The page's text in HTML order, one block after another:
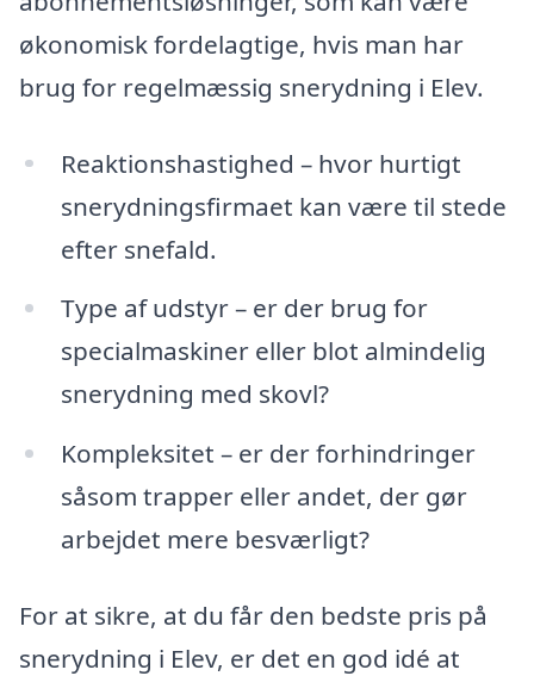
økonomisk fordelagtige, hvis man har
brug for regelmæssig snerydning i Elev.
Reaktionshastighed – hvor hurtigt
snerydningsfirmaet kan være til stede
efter snefald.
Type af udstyr – er der brug for
specialmaskiner eller blot almindelig
snerydning med skovl?
Kompleksitet – er der forhindringer
såsom trapper eller andet, der gør
arbejdet mere besværligt?
For at sikre, at du får den bedste pris på
snerydning i Elev, er det en god idé at